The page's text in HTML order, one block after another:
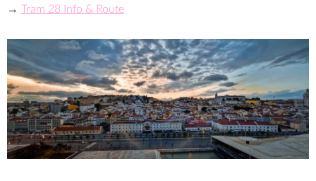
→ Tram 28 Info & Route